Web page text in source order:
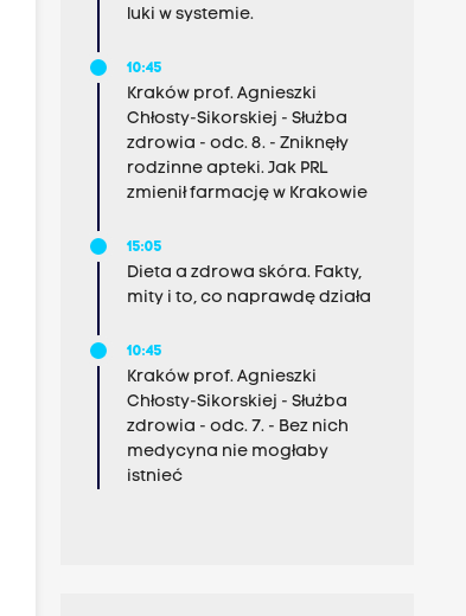
luki w systemie.
10:45
Kraków prof. Agnieszki
Chłosty-Sikorskiej - Służba
zdrowia - odc. 8. - Zniknęły
rodzinne apteki. Jak PRL
zmienił farmację w Krakowie
15:05
Dieta a zdrowa skóra. Fakty,
mity i to, co naprawdę działa
10:45
Kraków prof. Agnieszki
Chłosty-Sikorskiej - Służba
zdrowia - odc. 7. - Bez nich
medycyna nie mogłaby
istnieć